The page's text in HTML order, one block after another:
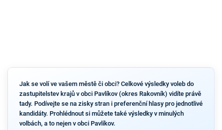
Jak se volí ve vašem městě či obci? Celkové výsledky voleb do
zastupitelstev krajů v obci Pavlíkov (okres Rakovník) vidíte právě
tady. Podívejte se na zisky stran i preferenční hlasy pro jednotlivé
kandidáty. Prohlédnout si můžete také výsledky v minulých
volbách, a to nejen v obci Pavlíkov.